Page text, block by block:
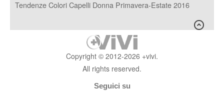
Tendenze Colori Capelli Donna Primavera-Estate 2016
Copyright © 2012-2026 +vivi.
All rights reserved.
Seguici su